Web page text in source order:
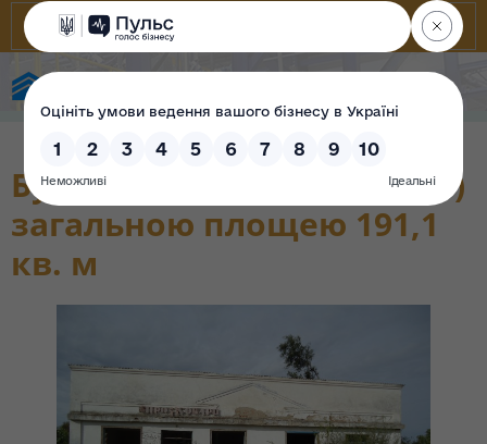
Будівля магазину (літ. А-1)
загальною площею 191,1
кв. м